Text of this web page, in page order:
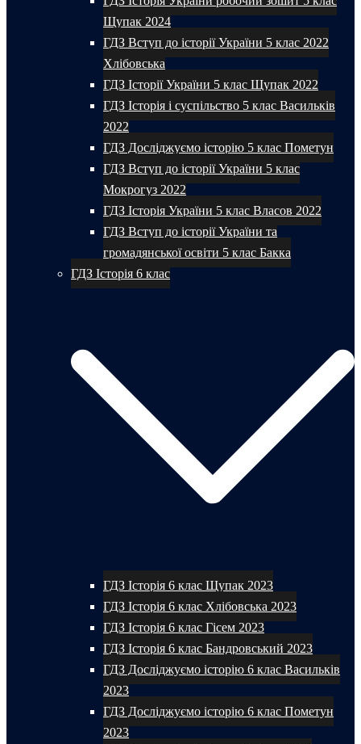
Щупак 2024
ГДЗ Вступ до історії України 5 клас 2022
Хлібовська
ГДЗ Історії України 5 клас Щупак 2022
ГДЗ Історія і суспільство 5 клас Васильків
2022
ГДЗ Досліджуємо історію 5 клас Пометун
ГДЗ Вступ до історії України 5 клас
Мокрогуз 2022
ГДЗ Історія України 5 клас Власов 2022
ГДЗ Вступ до історії України та
громадянської освіти 5 клас Бакка
ГДЗ Історія 6 клас
ГДЗ Історія 6 клас Щупак 2023
ГДЗ Історія 6 клас Хлібовська 2023
ГДЗ Історія 6 клас Гісем 2023
ГДЗ Історія 6 клас Бандровський 2023
ГДЗ Досліджуємо історію 6 клас Васильків
2023
ГДЗ Досліджуємо історію 6 клас Пометун
2023